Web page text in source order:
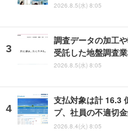
2026.8.5(水) 8:05
調査データの加工
受託した地盤調査
2026.8.5(水) 8:05
支払対象は計 16.3
プ、社員の不適切
2026.8.4(火) 8:05